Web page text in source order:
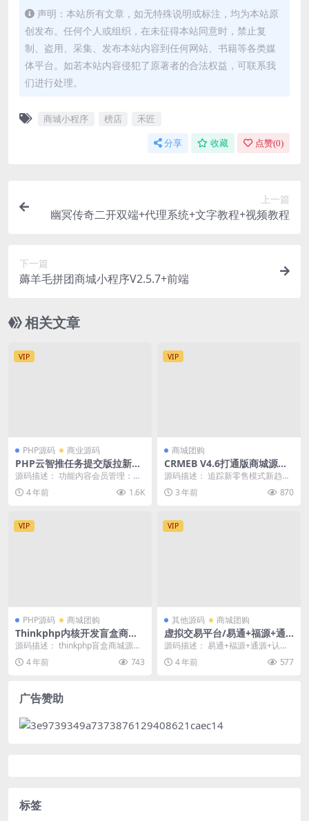
声明：本站所有文章，如无特殊说明或标注，均为本站原
创发布。任何个人或组织，在未征得本站同意时，禁止复
制、盗用、采集、发布本站内容到任何网站、书籍等各类媒
体平台。如若本站内容侵犯了原著者的合法权益，可联系我
们进行处理。
商城小程序 榜店 禾匠
分享 收藏 点赞(0)
上一篇
幽冥传奇二开双端+代理系统+文字教程+视频教程
下一篇
薅羊毛拼团商城小程序V2.5.7+前端
相关文章
VIP
PHP源码 商业源码
PHP云智推任务提交版拉新系
统源码-任务分销系统
源码描述： 功能内容会员管理：总
代，服务商，员工 三种会员；封
号，编辑，删除；可...
4 年前 1.6K
VIP
商城团购
CRMEB V4.6打通版商城源码
带教程
源码描述： 追踪新零售模式新趋
势，打造集直播、分销、拼团、砍
价、抽奖等热门社交电...
3 年前 870
VIP
PHP源码 商城团购
Thinkphp内核开发盲盒商城
源码v2.0 对接易支付/阿里云
短信/七牛云存储
源码描述： thinkphp盲盒商城源码
V2.0，最新版本全解，对接的易支
付。短...
4 年前 743
VIP
其他源码 商城团购
虚拟交易平台/易通+福源+通
源+认购多种交易平台源码
源码描述： 易通+福源+通源+认购
多种交易平台源码 本站源码全部经
过测试,配有前...
4 年前 577
广告赞助
标签